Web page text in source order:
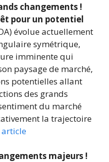
changements !
pour un potentiel
évolue actuellement
symétrique,
imminente qui
paysage de marché,
potentielles allant
des grands
du marché
la trajectoire
majeurs !